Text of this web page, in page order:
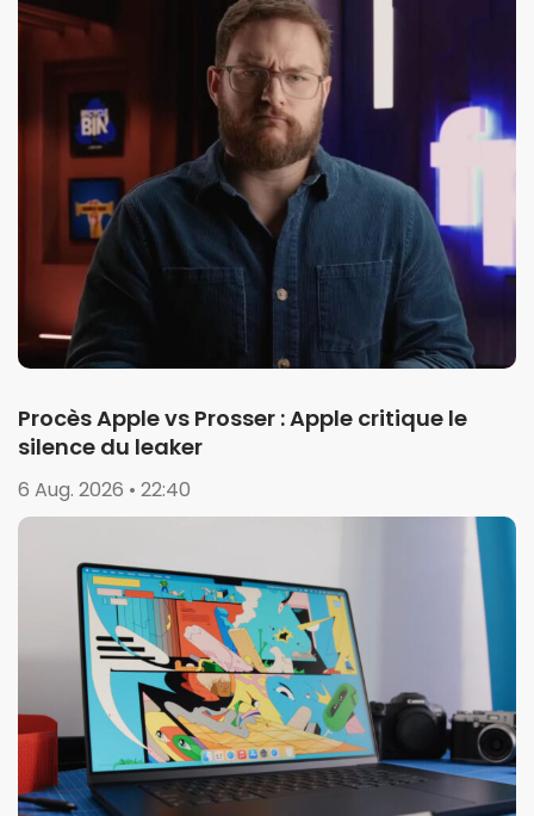
Procès Apple vs Prosser : Apple critique le
silence du leaker
6 Aug. 2026 • 22:40